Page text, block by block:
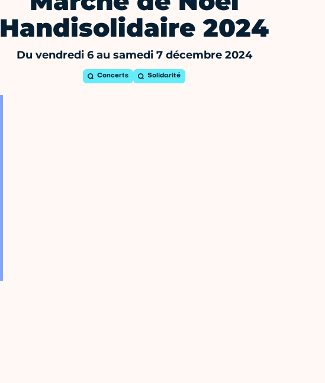
Handisolidaire 2024
Du vendredi 6 au samedi 7 décembre 2024
Concerts Solidarité